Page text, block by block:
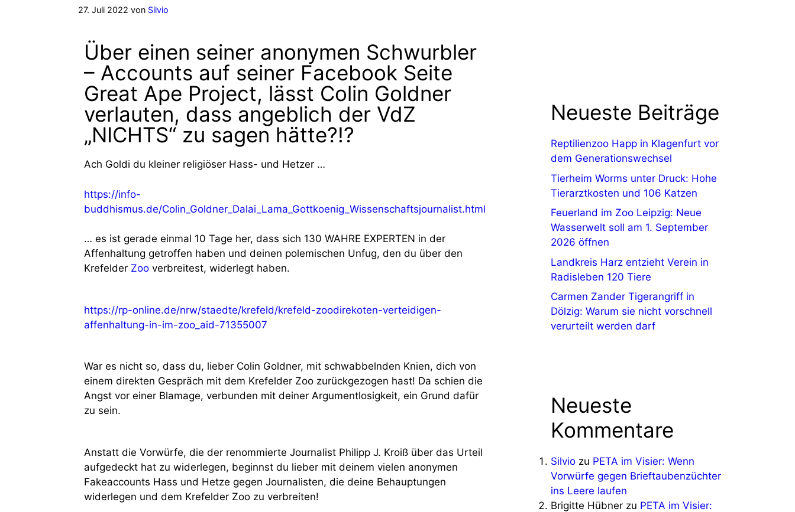
27. Juli 2022 von Silvio
Über einen seiner anonymen Schwurbler
– Accounts auf seiner Facebook Seite
Great Ape Project, lässt Colin Goldner
verlauten, dass angeblich der VdZ
„NICHTS“ zu sagen hätte?!?
Ach Goldi du kleiner religiöser Hass- und Hetzer …
https://info-
buddhismus.de/Colin_Goldner_Dalai_Lama_Gottkoenig_Wissenschaftsjournalist.html
… es ist gerade einmal 10 Tage her, dass sich 130 WAHRE EXPERTEN in der
Affenhaltung getroffen haben und deinen polemischen Unfug, den du über den
Krefelder Zoo verbreitest, widerlegt haben.
https://rp-online.de/nrw/staedte/krefeld/krefeld-zoodirekoten-verteidigen-
affenhaltung-in-im-zoo_aid-71355007
War es nicht so, dass du, lieber Colin Goldner, mit schwabbelnden Knien, dich von
einem direkten Gespräch mit dem Krefelder Zoo zurückgezogen hast! Da schien die
Angst vor einer Blamage, verbunden mit deiner Argumentlosigkeit, ein Grund dafür
zu sein.
Anstatt die Vorwürfe, die der renommierte Journalist Philipp J. Kroiß über das Urteil
aufgedeckt hat zu widerlegen, beginnst du lieber mit deinem vielen anonymen
Fakeaccounts Hass und Hetze gegen Journalisten, die deine Behauptungen
widerlegen und dem Krefelder Zoo zu verbreiten!
Neueste Beiträge
Reptilienzoo Happ in Klagenfurt vor
dem Generationswechsel
Tierheim Worms unter Druck: Hohe
Tierarztkosten und 106 Katzen
Feuerland im Zoo Leipzig: Neue
Wasserwelt soll am 1. September
2026 öffnen
Landkreis Harz entzieht Verein in
Radisleben 120 Tiere
Carmen Zander Tigerangriff in
Dölzig: Warum sie nicht vorschnell
verurteilt werden darf
Neueste
Kommentare
Silvio zu PETA im Visier: Wenn
Vorwürfe gegen Brieftaubenzüchter
ins Leere laufen
Brigitte Hübner zu PETA im Visier: